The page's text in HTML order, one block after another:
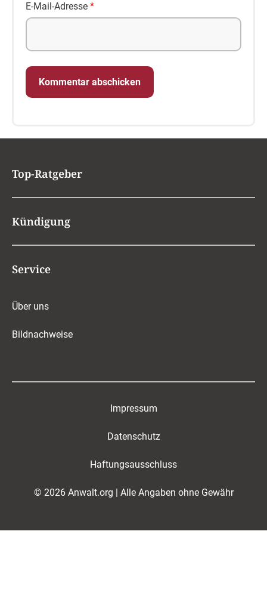
E-Mail-Adresse *
Top-Ratgeber
Kündigung
Service
Über uns
Bildnachweise
Impressum
Datenschutz
Haftungsausschluss
© 2026 Anwalt.org | Alle Angaben ohne Gewähr